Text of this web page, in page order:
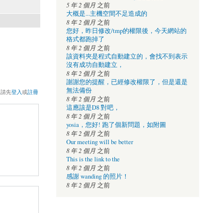
先登入或註冊
5 年 2 個月之前
大概是...主機空間不足造成的
8 年 2 個月之前
您好，昨日修改/tmp的權限後，今天網站的
格式都跑掉了
8 年 2 個月之前
該資料夾是程式自動建立的，會找不到表示
沒有成功自動建立，
8 年 2 個月之前
謝謝您的提醒，已經修改權限了，但是還是
無法備份
8 年 2 個月之前
這應該是D8 對吧，
8 年 2 個月之前
yosia，您好! 跑了個新問題，如附圖
8 年 2 個月之前
Our meeting will be better
8 年 2 個月之前
This is the link to the
8 年 2 個月之前
感謝 wanding 的照片！
8 年 2 個月之前